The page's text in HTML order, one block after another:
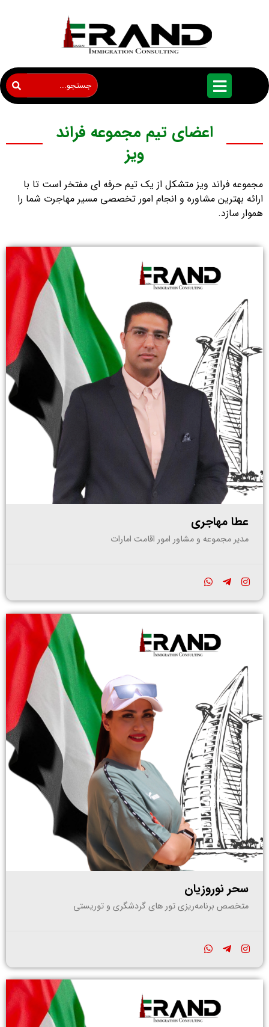
اعضای تیم مجموعه فراند
ویز
مجموعه فراند ویز متشکل از یک تیم حرفه ای مفتخر است تا با
ارائه بهترین مشاوره و انجام امور تخصصی مسیر مهاجرت شما را
هموار سازد.
عطا مهاجری
مدیر مجموعه و مشاور امور اقامت امارات
سحر نوروزیان
متخصص برنامه‌ریزی تور های گردشگری و توریستی